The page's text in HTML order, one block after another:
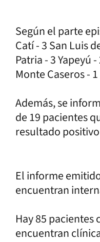
Según el parte
Catí - 3 San Luis
Patria - 3 Yapeyú
Monte Caseros -
Además, se
de 19 pacientes
resultado
El informe
encuentran
Hay 85 pacientes
encuentran